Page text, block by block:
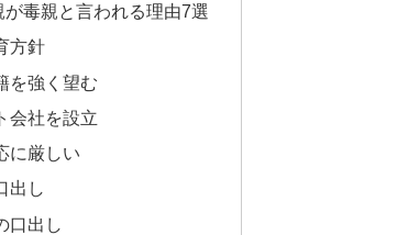
毒親と言われる理由7選
方針
を強く望む
会社を設立
に厳しい
出し
出し